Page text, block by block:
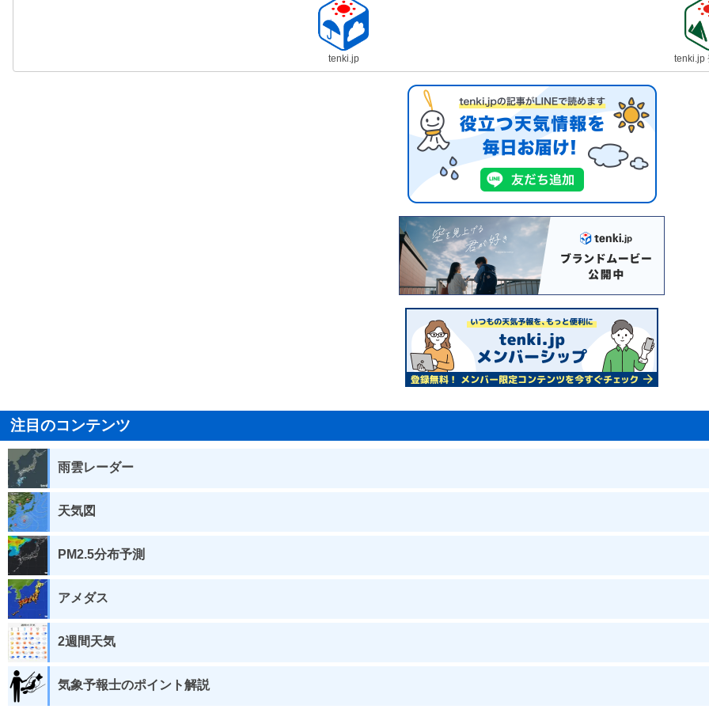
tenki.jp tenki.jp
注目のコンテンツ
雨雲レーダー
天気図
PM2.5分布予測
アメダス
2週間天気
気象予報士のポイント解説